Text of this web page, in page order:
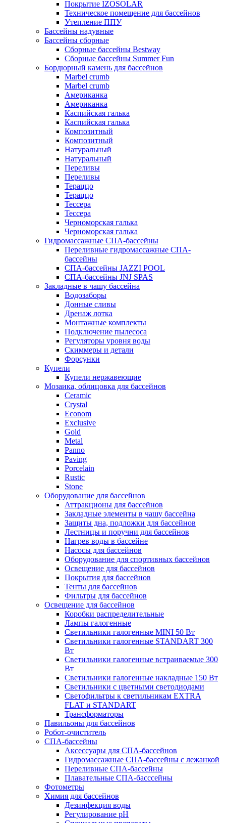
Покрытие IZOSOLAR
Техническое помещение для бассейнов
Утепление ППУ
Бассейны надувные
Бассейны сборные
Сборные бассейны Bestway
Сборные бассейны Summer Fun
Бордюрный камень для бассейнов
Marbel crumb
Marbel crumb
Американка
Американка
Каспийская галька
Каспийская галька
Композитный
Композитный
Натуральный
Натуральный
Переливы
Переливы
Тераццо
Тераццо
Тессера
Тессера
Черноморская галька
Черноморская галька
Гидромассажные СПА-бассейны
Переливные гидромассажные СПА-
бассейны
СПА-бассейны JAZZI POOL
СПА-бассейны JNJ SPAS
Закладные в чашу бассейна
Водозаборы
Донные сливы
Дренаж лотка
Монтажные комплекты
Подключение пылесоса
Регуляторы уровня воды
Скиммеры и детали
Форсунки
Купели
Купели нержавеющие
Мозаика, облицовка для бассейнов
Ceramic
Crystal
Econom
Exclusive
Gold
Metal
Panno
Paving
Porcelain
Rustic
Stone
Оборудование для бассейнов
Аттракционы для бассейнов
Закладные элементы в чашу бассейна
Защиты дна, подложки для бассейнов
Лестницы и поручни для бассейнов
Нагрев воды в бассейне
Насосы для бассейнов
Оборудование для спортивных бассейнов
Освещение для бассейнов
Покрытия для бассейнов
Тенты для бассейнов
Фильтры для бассейнов
Освещение для бассейнов
Коробки распределительные
Лампы галогенные
Светильники галогенные MINI 50 Вт
Светильники галогенные STANDART 300
Вт
Светильники галогенные встраиваемые 300
Вт
Светильники галогенные накладные 150 Вт
Светильники с цветными светодиодами
Светофильтры к светильникам EXTRA
FLAT и STANDART
Трансформаторы
Павильоны для бассейнов
Робот-очиститель
СПА-бассейны
Аксессуары для СПА-бассейнов
Гидромассажные СПА-бассейны с лежанкой
Переливные СПА-бассейны
Плавательные СПА-басссейны
Фотометры
Химия для бассейнов
Дезинфекция воды
Регулирование pH